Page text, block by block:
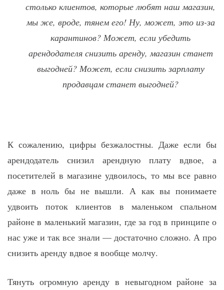
столько клиентов, которые любят наш магазин,
мы же, вроде, тянем его! Ну, может, это из-за
карантинов? Может, если убедить
арендодателя снизить аренду, магазин станет
выгодней? Может, если снизить зарплату
продавцам станет выгодней?
К сожалению, цифры безжалостны. Даже если бы
арендодатель снизил арендную плату вдвое, а
посетителей в магазине удвоилось, то мы все равно
даже в ноль бы не вышли. А как вы понимаете
удвоить поток клиентов в маленьком спальном
районе в маленький магазин, где за год в принципе о
нас уже и так все знали — достаточно сложно. А про
снизить аренду вдвое я вообще молчу.
Тянуть огромную аренду в невыгодном районе за